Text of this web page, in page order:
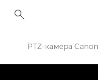
PTZ-камера